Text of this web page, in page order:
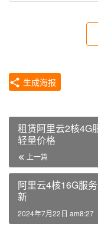
生成海报
租赁阿里云2核4G
轻量价格
上一篇
阿里云4核16G服
新
2024年7月22日 am8:27